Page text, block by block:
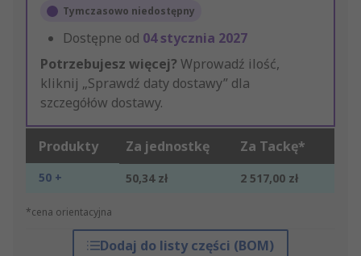
Tymczasowo niedostępny
Dostępne od 04 stycznia 2027
Potrzebujesz więcej? Wprowadź ilość,
kliknij „Sprawdź daty dostawy” dla
szczegółów dostawy.
Produkty Za jednostkę Za Tackę*
50 + 50,34 zł 2 517,00 zł
*cena orientacyjna
Dodaj do listy części (BOM)